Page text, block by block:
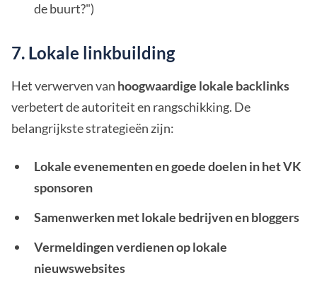
de buurt?")
7. Lokale linkbuilding
Het verwerven van hoogwaardige lokale backlinks
verbetert de autoriteit en rangschikking. De
belangrijkste strategieën zijn:
Lokale evenementen en goede doelen in het VK
sponsoren
Samenwerken met lokale bedrijven en bloggers
Vermeldingen verdienen op lokale
nieuwswebsites